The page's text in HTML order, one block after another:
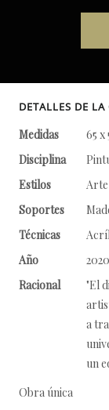
DETALLES DE LA
Medidas
65 x
Disciplina
Estilos
Soportes
Técnicas
Año
2020
Racional
"El
a
un
Obra única